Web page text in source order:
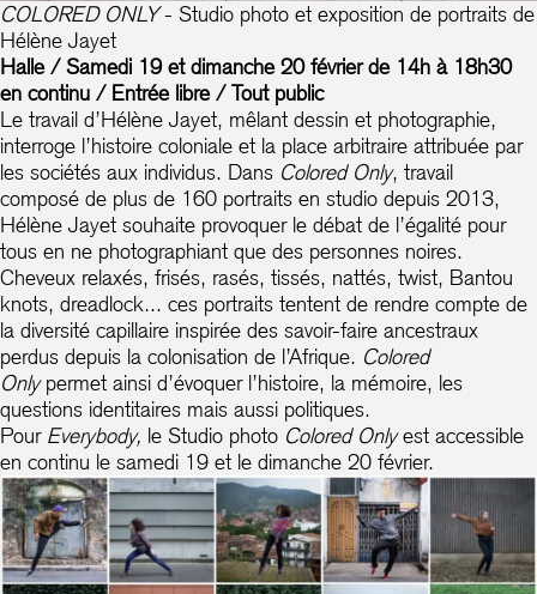
COLORED ONLY- Studio photo et exposition de portraits de
Hélène Jayet
Halle / Samedi 19 et dimanche 20 février de 14h à 18h30
en continu / Entrée libre / Tout public
Le travail d’Hélène Jayet, mêlant dessin et photographie,
interroge l’histoire coloniale et la place arbitraire attribuée par
les sociétés aux individus. Dans Colored Only, travail
composé de plus de 160 portraits en studio depuis 2013,
Hélène Jayet souhaite provoquer le débat de l’égalité pour
tous en ne photographiant que des personnes noires.
Cheveux relaxés, frisés, rasés, tissés, nattés, twist, Bantou
knots, dreadlock... ces portraits tentent de rendre compte de
la diversité capillaire inspirée des savoir-faire ancestraux
perdus depuis la colonisation de l’Afrique. Colored
Onlypermet ainsi d’évoquer l’histoire, la mémoire, les
questions identitaires mais aussi politiques.
Pour Everybody, le Studio photo Colored Onlyest accessible
en continu le samedi 19 et le dimanche 20 février.